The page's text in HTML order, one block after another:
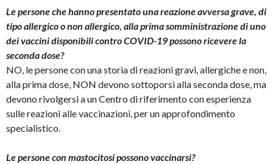
Le persone che hanno presentato una reazione avversa grave, di
tipo allergico o non allergico, alla prima somministrazione di uno
dei vaccini disponibili contro COVID-19 possono ricevere la
seconda dose?
NO, le persone con una storia di reazioni gravi, allergiche e non,
alla prima dose, NON devono sottoporsi alla seconda dose, ma
devono rivolgersi a un Centro di riferimento con esperienza
sulle reazioni alle vaccinazioni, per un approfondimento
specialistico.
Le persone con mastocitosi possono vaccinarsi?